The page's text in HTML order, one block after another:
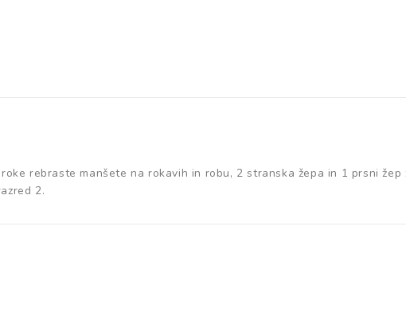
rebraste manšete na rokavih in robu, 2 stranska žepa in 1 prsni
2.